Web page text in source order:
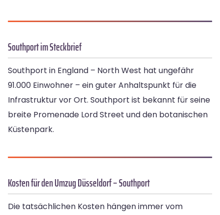
Southport im Steckbrief
Southport in England – North West hat ungefähr
91.000 Einwohner – ein guter Anhaltspunkt für die
Infrastruktur vor Ort. Southport ist bekannt für seine
breite Promenade Lord Street und den botanischen
Küstenpark.
Kosten für den Umzug Düsseldorf – Southport
Die tatsächlichen Kosten hängen immer vom